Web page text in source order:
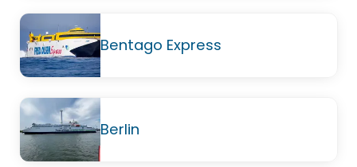
Bentago Express
Berlin